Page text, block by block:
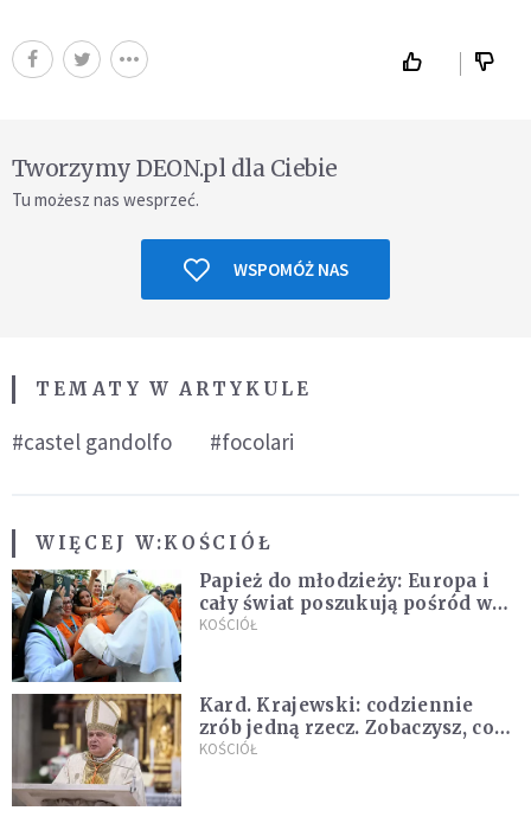
Tworzymy DEON.pl dla Ciebie
Tu możesz nas wesprzeć.
WSPOMÓŻ NAS
TEMATY W ARTYKULE
#castel gandolfo #focolari
WIĘCEJ W:KOŚCIÓŁ
Papież do młodzieży: Europa i
cały świat poszukują pośród was
nowych świętych
KOŚCIÓŁ
Kard. Krajewski: codziennie
zrób jedną rzecz. Zobaczysz, co
stanie się z twoim życiem
KOŚCIÓŁ